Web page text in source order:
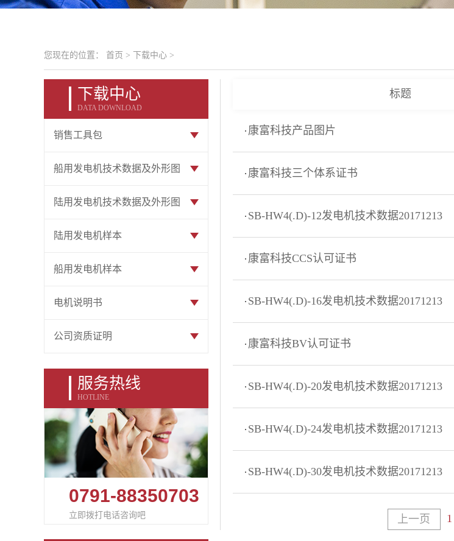
您现在的位置： 首页 > 下载中心 >
下载中心
DATA DOWNLOAD
销售工具包
船用发电机技术数据及外形图
陆用发电机技术数据及外形图
陆用发电机样本
船用发电机样本
电机说明书
公司资质证明
服务热线
HOTLINE
0791-88350703
立即拨打电话咨询吧
标题
康富科技产品图片
康富科技三个体系证书
SB-HW4(.D)-12发电机技术数据20171213
康富科技CCS认可证书
SB-HW4(.D)-16发电机技术数据20171213
康富科技BV认可证书
SB-HW4(.D)-20发电机技术数据20171213
SB-HW4(.D)-24发电机技术数据20171213
SB-HW4(.D)-30发电机技术数据20171213
上一页 1